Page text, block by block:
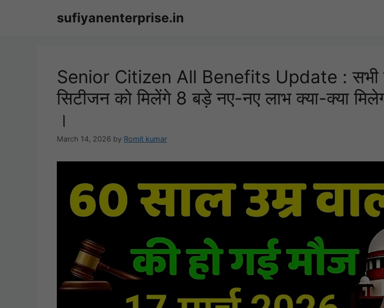
sufiyanenterprise.in
Senior Citizen All Benefits Update : सभी
सिटीजन को मिलेंगे 8 बड़े नए-नए लाभ क्या-क्या
।
March 14, 2026 by Romit kumar